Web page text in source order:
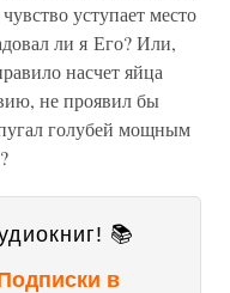
уступает место
ли я Его? Или,
насчет яйца
не проявил бы
голубей мощным
📚
в